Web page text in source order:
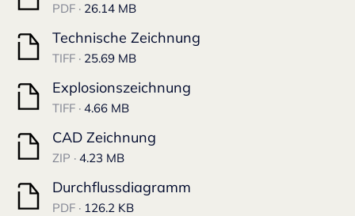
PDF · 26.14 MB
Technische Zeichnung
TIFF · 25.69 MB
Explosionszeichnung
TIFF · 4.66 MB
CAD Zeichnung
ZIP · 4.23 MB
Durchflussdiagramm
PDF · 126.2 KB